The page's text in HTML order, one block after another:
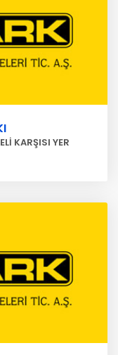
KARŞISI YER